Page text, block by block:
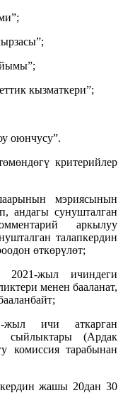
кызматкери”;
оюнчусу”.
критерийлер
мэриясынын
андагы сунушталган
аркылуу
талапкердин
өткөрүлөт;
жыл ичиндеги
менен бааланат,
жыл ичи аткарган
сыйлыктары (Ардак
комиссия тарабынан
жашы 20дан 30